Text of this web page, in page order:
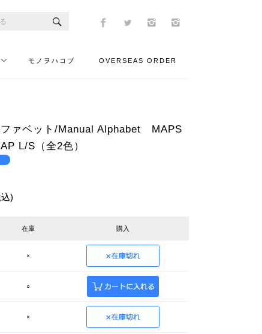
モノヲハコブ OVERSEAS ORDER
ファベット/Manual Alphabet MAPS
L/S（全2色）
)
在庫 購入
×
○
×